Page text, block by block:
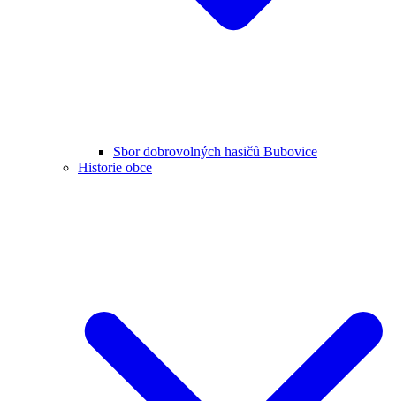
Sbor dobrovolných hasičů Bubovice
Historie obce